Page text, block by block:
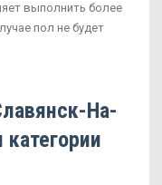
выполнить более
пол не будет
На-